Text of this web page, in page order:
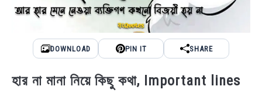
DOWNLOAD PIN IT SHARE
হার না মানা নিয়ে কিছু কথা, Important lines